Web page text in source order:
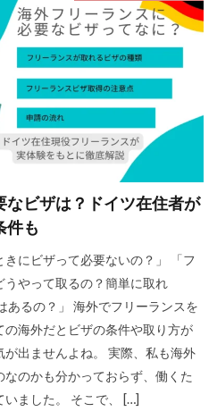
ビザは？ドイツ在住者が
件も
きにビザって必要ないの？」 「フ
うやって取るの？簡単に取れ
あるの？」 海外でフリーランスを
の海外だとビザの条件や取り方が
出ませんよね。 実際、私も海外
のかも分かっておらず、働くた
ました。 そこで、 […]